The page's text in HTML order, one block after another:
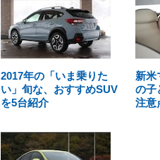
2017年の「いま乗りた
い」旬な、おすすめSUV
を5台紹介
新米
の子
注意